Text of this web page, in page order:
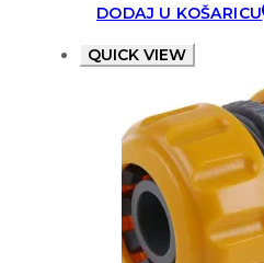
DODAJ U KOŠARICU
QUICK VIEW